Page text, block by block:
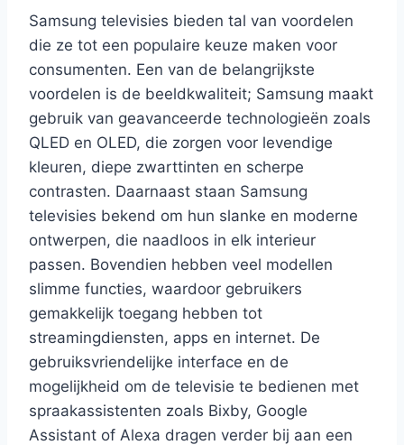
Samsung televisies bieden tal van voordelen
die ze tot een populaire keuze maken voor
consumenten. Een van de belangrijkste
voordelen is de beeldkwaliteit; Samsung maakt
gebruik van geavanceerde technologieën zoals
QLED en OLED, die zorgen voor levendige
kleuren, diepe zwarttinten en scherpe
contrasten. Daarnaast staan Samsung
televisies bekend om hun slanke en moderne
ontwerpen, die naadloos in elk interieur
passen. Bovendien hebben veel modellen
slimme functies, waardoor gebruikers
gemakkelijk toegang hebben tot
streamingdiensten, apps en internet. De
gebruiksvriendelijke interface en de
mogelijkheid om de televisie te bedienen met
spraakassistenten zoals Bixby, Google
Assistant of Alexa dragen verder bij aan een